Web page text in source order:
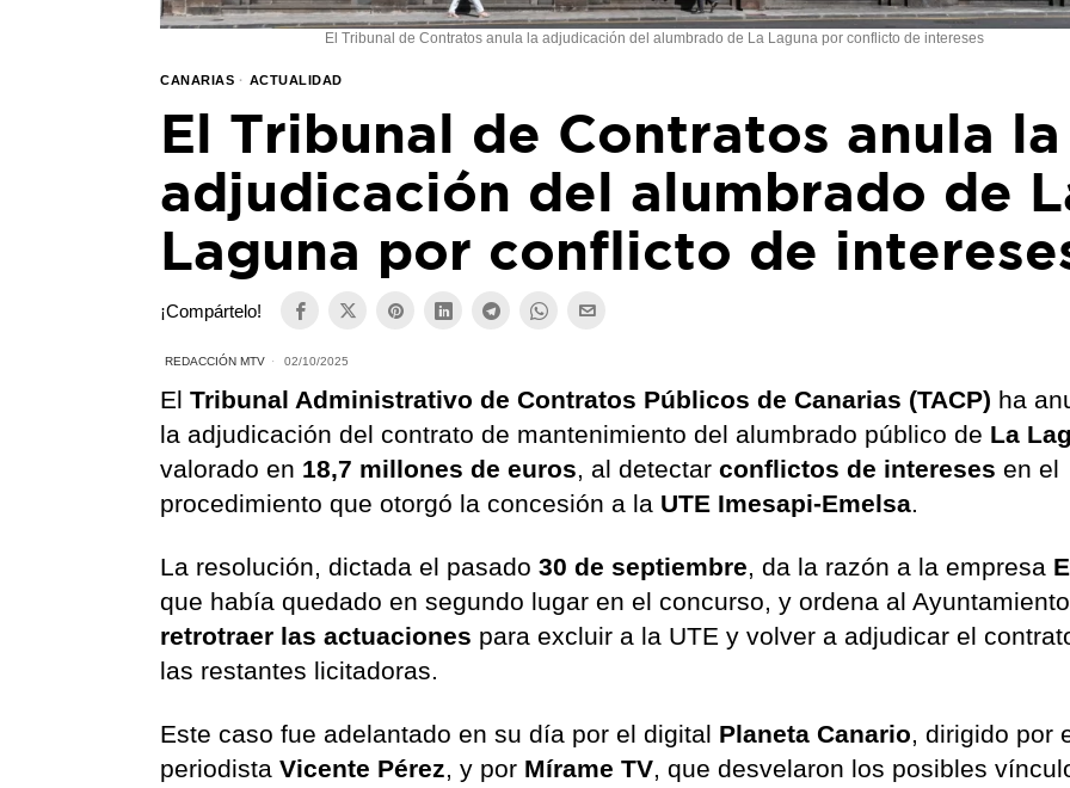
El Tribunal de Contratos anula la adjudicación del alumbrado de La Laguna por conflicto de intereses
CANARIAS · ACTUALIDAD
El Tribunal de Contratos anula la
adjudicación del alumbrado de
Laguna por conflicto de
¡Compártelo!
REDACCIÓN MTV 02/10/2025
ElTribunal Administrativo de Contratos Públicos de Canarias (TACP) ha
la adjudicación del contrato de mantenimiento del alumbrado público de La
valorado en 18,7 millones de euros, al detectarconflictos de intereses en el
procedimiento que otorgó la concesión a la UTE Imesapi-Emelsa.
La resolución, dictada el pasado30 de septiembre, da la razón a la empresa
que había quedado en segundo lugar en el concurso, y ordena al Ayuntamiento
retrotraer las actuaciones para excluir a la UTE y volver a adjudicar el
las restantes licitadoras.
Este caso fue adelantado en su día por el digital Planeta Canario, dirigido por
periodistaVicente Pérez, y por Mírame TV, que desvelaron los posibles